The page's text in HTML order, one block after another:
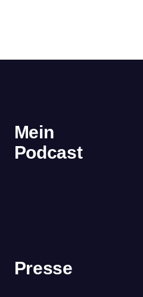
Mein
Podcast
Presse